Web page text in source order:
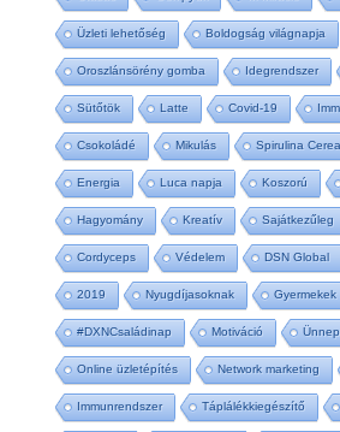
Üzleti lehetőség Boldogság világnapja
Oroszlánsörény gomba Idegrendszer
Sütőtök Latte Covid-19
Csokoládé Mikulás Spirulina
Energia Luca napja Koszorú
Hagyomány Kreatív Sajátkezűleg
Cordyceps Védelem DSN Global
2019 Nyugdíjasoknak Gyermekek
#DXNCsaládinap Motiváció Ünnep
Online üzletépítés Network marketing
Immunrendszer Táplálékkiegészítő